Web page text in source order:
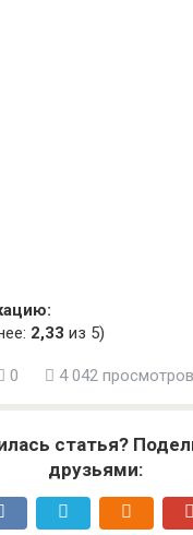
2,33 из 5)
0 4 042 просмотров
статья?
друзьями: